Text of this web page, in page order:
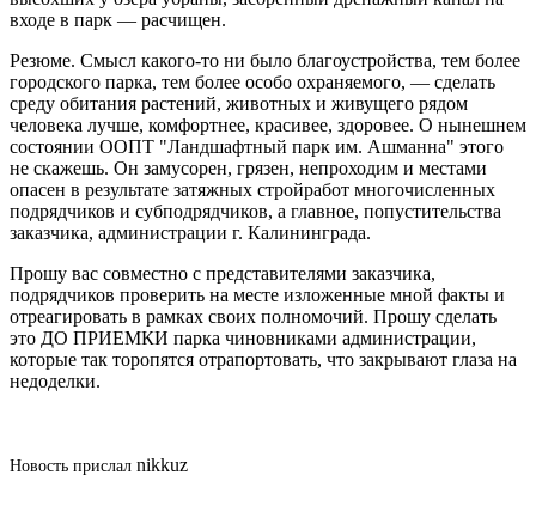
входе в парк — расчищен.
Резюме. Смысл какого-то ни было благоустройства, тем более
городского парка, тем более особо охраняемого, — сделать
среду обитания растений, животных и живущего рядом
человека лучше, комфортнее, красивее, здоровее. О нынешнем
состоянии ООПТ "Ландшафтный парк им. Ашманна" этого
не скажешь. Он замусорен, грязен, непроходим и местами
опасен в результате затяжных стройработ многочисленных
подрядчиков и субподрядчиков, а главное, попустительства
заказчика, администрации г. Калининграда.
Прошу вас совместно с представителями заказчика,
подрядчиков проверить на месте изложенные мной факты и
отреагировать в рамках своих полномочий. Прошу сделать
это ДО ПРИЕМКИ парка чиновниками администрации,
которые так торопятся отрапортовать, что закрывают глаза на
недоделки.
Новость прислал nikkuz